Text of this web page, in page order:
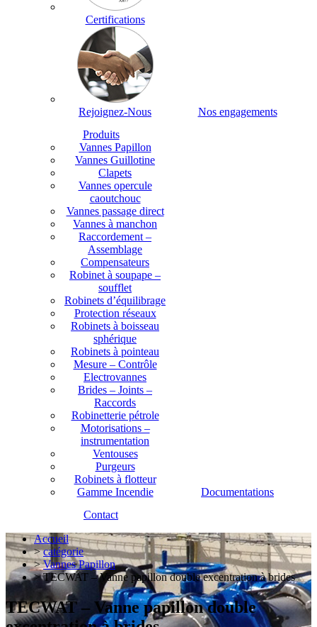
Certifications
Rejoignez-Nous
Nos engagements
Produits
Vannes Papillon
Vannes Guillotine
Clapets
Vannes opercule
caoutchouc
Vannes passage direct
Vannes à manchon
Raccordement –
Assemblage
Compensateurs
Robinet à soupape –
soufflet
Robinets d’équilibrage
Protection réseaux
Robinets à boisseau
sphérique
Robinets à pointeau
Mesure – Contrôle
Electrovannes
Brides – Joints –
Raccords
Robinetterie pétrole
Motorisations –
instrumentation
Ventouses
Purgeurs
Robinets à flotteur
Gamme Incendie
Documentations
Contact
Accueil
>catégorie
>Vannes Papillon
> TECWAT – Vanne papillon double excentration à brides
TECWAT – Vanne papillon double